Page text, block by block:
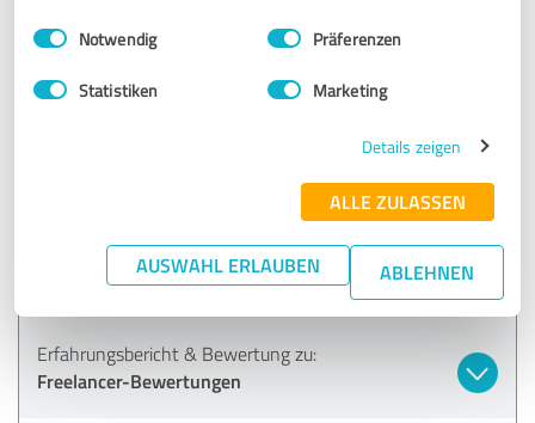
Impressum Datenschutzbestimmungen
Einwilligungsauswahl
Notwendig Präferenzen
Statistiken Marketing
Details zeigen
ALLE ZULASSEN
AUSWAHL ERLAUBEN ABLEHNEN
Empfehlung
Sehr gute Leistung, sehr angenehmer Austausch!
Erfahrungsbericht & Bewertung zu:
Freelancer-Bewertungen